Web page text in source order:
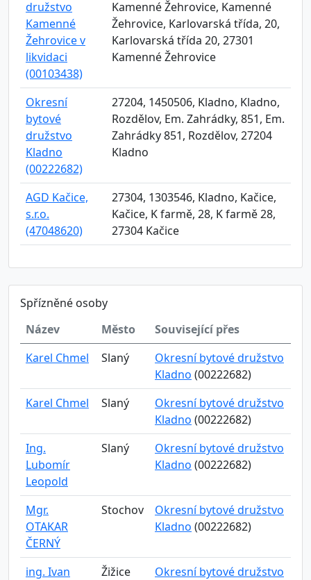
družstvo
Kamenné
Žehrovice v
likvidaci
(00103438)
Kamenné Žehrovice, Kamenné
Žehrovice, Karlovarská třída, 20,
Karlovarská třída 20, 27301
Kamenné Žehrovice
Okresní
bytové
družstvo
Kladno
(00222682)
27204, 1450506, Kladno, Kladno,
Rozdělov, Em. Zahrádky, 851, Em.
Zahrádky 851, Rozdělov, 27204
Kladno
AGD Kačice,
s.r.o.
(47048620)
27304, 1303546, Kladno, Kačice,
Kačice, K farmě, 28, K farmě 28,
27304 Kačice
Spřízněné osoby
Název
Město
Související přes
Karel Chmel
Slaný
Okresní bytové družstvo
Kladno (00222682)
Karel Chmel
Slaný
Okresní bytové družstvo
Kladno (00222682)
Ing.
Lubomír
Leopold
Slaný
Okresní bytové družstvo
Kladno (00222682)
Mgr.
OTAKAR
ČERNÝ
Stochov
Okresní bytové družstvo
Kladno (00222682)
ing. Ivan
Žižice
Okresní bytové družstvo